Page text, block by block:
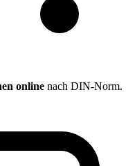
online nach DIN-Norm.